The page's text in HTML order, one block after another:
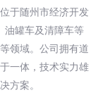
于随州市经济开发
油罐车及清障车等
领域。公司拥有道
一体，技术实力雄
方案。